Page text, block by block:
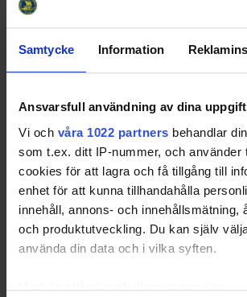
Samtycke Information
Ansvarsfull användning av dina
Vi och våra 1022 partners behandlar
som t.ex. ditt IP-nummer, och använder
cookies för att lagra och få tillgång till
enhet för att kunna tillhandahålla
innehåll, annons- och innehållsmätning,
och produktutveckling. Du kan själv
använda din data och i vilka syften.
Med din tillåtelse skulle vi även vilja:
26-06-03
lite om Svensk hockey o…
26-06-03
Inbjudan Seriemöte Ungdom
med distrikten inbjuder härmed till
Värmland Måndag 17/8Lokal: Löfbergs
18.00-21.00 Örebro/Västman…